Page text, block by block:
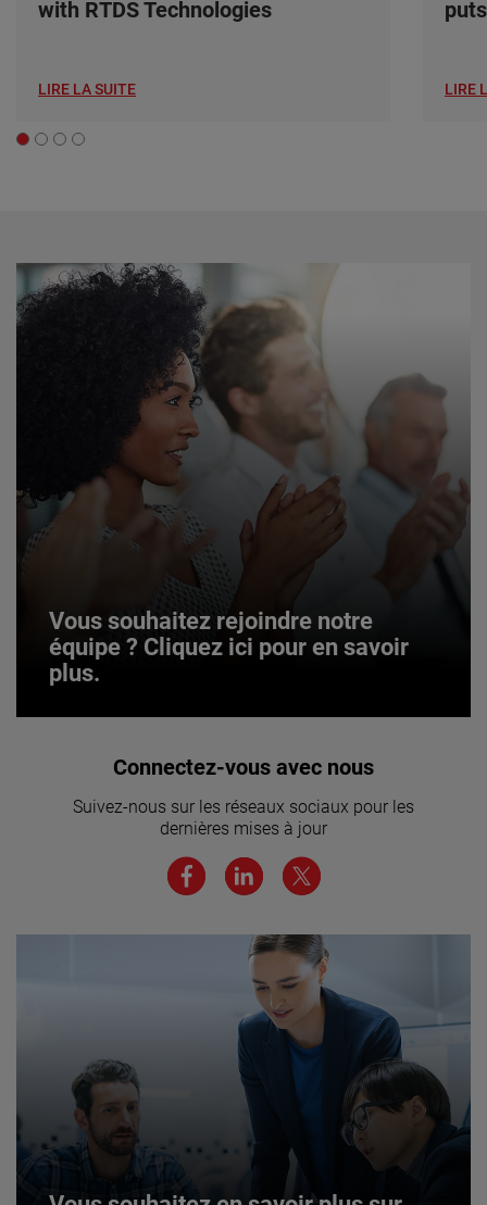
with RTDS Technologies
LIRE LA SUITE LIRE
Vous souhaitez rejoindre notre
équipe ? Cliquez ici pour en savoir
plus.
Vous souhaitez rejoindre notre
plus.
JOIN US
Connectez-vous avec nous
Suivez-nous sur les réseaux sociaux pour les
dernières mises à jour